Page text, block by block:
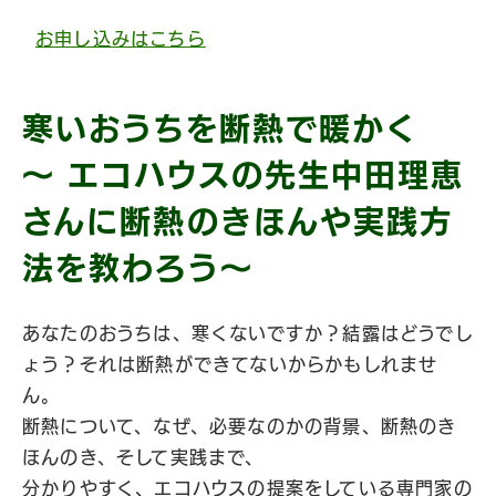
お申し込みはこちら
寒いおうちを断熱で暖かく
〜 エコハウスの先生中田理恵
さんに断熱のきほんや実践方
法を教わろう〜
あなたのおうちは、寒くないですか？結露はどうでし
ょう？それは断熱ができてないからかもしれませ
ん。
断熱について、なぜ、必要なのかの背景、断熱のき
ほんのき、そして実践まで、
分かりやすく、エコハウスの提案をしている専門家の